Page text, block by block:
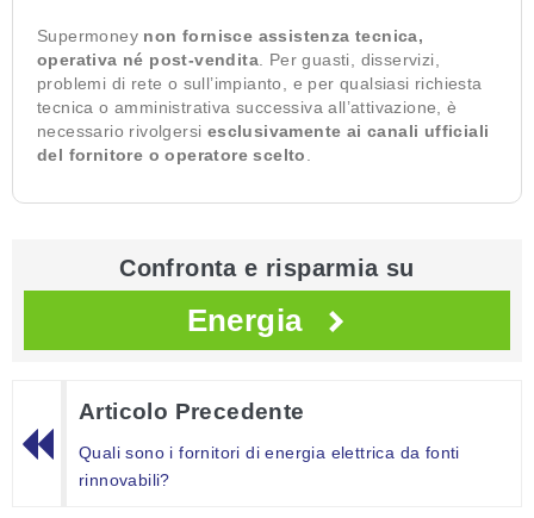
Supermoney non fornisce assistenza tecnica,
operativa né post-vendita. Per guasti, disservizi,
problemi di rete o sull’impianto, e per qualsiasi richiesta
tecnica o amministrativa successiva all’attivazione, è
necessario rivolgersi esclusivamente ai canali ufficiali
del fornitore o operatore scelto.
Confronta e risparmia su
Energia
Articolo Precedente
Quali sono i fornitori di energia elettrica da fonti
rinnovabili?